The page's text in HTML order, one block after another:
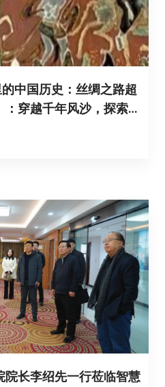
中国历史：丝绸之路超
穿越千年风沙，探索文
院长李绍先一行莅临智慧